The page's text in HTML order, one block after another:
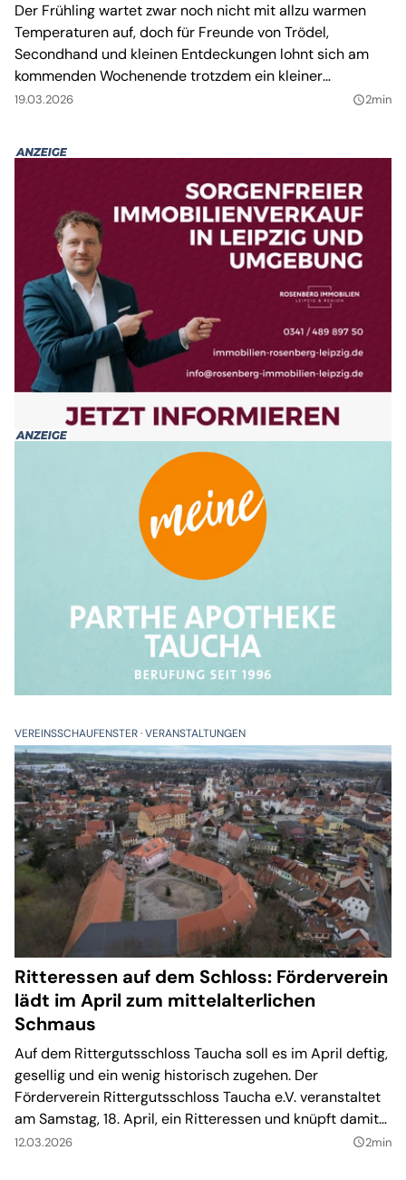
Der Frühling wartet zwar noch nicht mit allzu warmen
Temperaturen auf, doch für Freunde von Trödel,
Secondhand und kleinen Entdeckungen lohnt sich am
kommenden Wochenende trotzdem ein kleiner
Spaziergang. In drei Tauchaer Ortsteilen stehen
19.03.2026 query_builder2min
VEREINSSCHAUFENSTER VERANSTALTUNGEN
Ritteressen auf dem Schloss: Förderverein
lädt im April zum mittelalterlichen
Schmaus
Auf dem Rittergutsschloss Taucha soll es im April deftig,
gesellig und ein wenig historisch zugehen. Der
Förderverein Rittergutsschloss Taucha e.V. veranstaltet
am Samstag, 18. April, ein Ritteressen und knüpft damit
an die mittelalterlich geprägte Atmosphäre des
12.03.2026 query_builder2min